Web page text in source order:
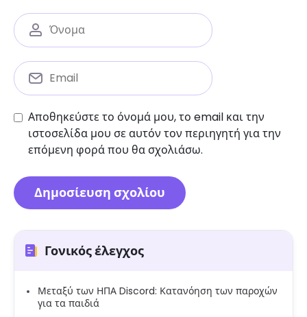
Αποθηκεύστε το όνομά μου, το email και την
ιστοσελίδα μου σε αυτόν τον περιηγητή για την
επόμενη φορά που θα σχολιάσω.
Γονικός έλεγχος
Μεταξύ των ΗΠΑ Discord: Κατανόηση των παροχών
για τα παιδιά